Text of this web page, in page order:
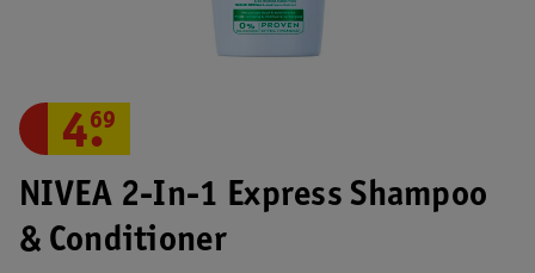
NIVEA 2-In-1 Express Shampoo
& Conditioner
4.
69